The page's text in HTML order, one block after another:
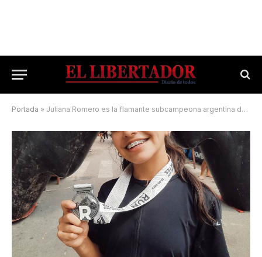
Portada » Juliana Romero es la flamante subcampeona argentina de Trail